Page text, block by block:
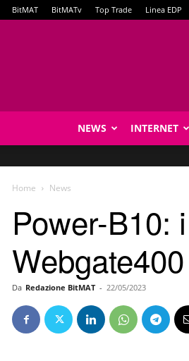
BitMAT BitMATv Top Trade Linea EDP
NEWS INTERNET
Home News
Power-B10:
Da Redazione BitMAT - 22/05/2023